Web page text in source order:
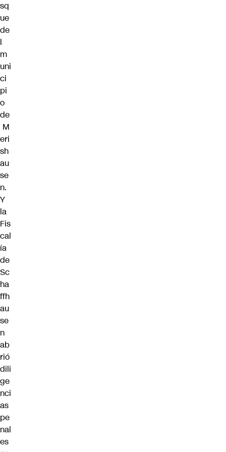
sq
ue
de
l
m
uni
ci
pi
o
de
M
eri
sh
au
se
n.
Y
la
Fis
cal
ía
de
Sc
ha
ffh
au
se
n
ab
rió
dili
ge
nci
as
pe
nal
es